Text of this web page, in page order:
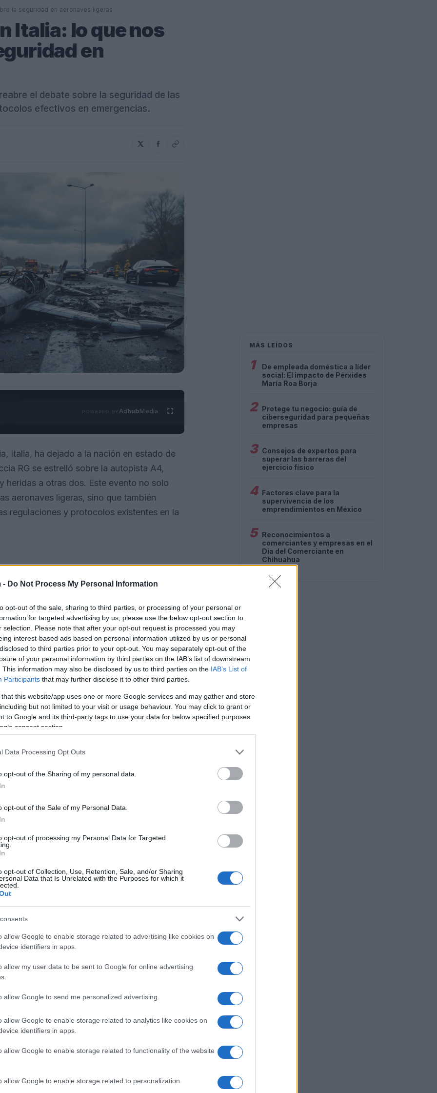
- Do Not Process My Personal Information
opt-out of the sale, sharing to third parties, or processing of your personal or
for targeted advertising by us, please use the below opt-out section to
selection. Please note that after your opt-out request is processed you may
interest-based ads based on personal information utilized by us or personal
to third parties prior to your opt-out. You may separately opt-out of the
of your personal information by third parties on the IAB’s list of downstream
This information may also be disclosed by us to third parties on the IAB’s List of
Participants that may further disclose it to other third parties.
that this website/app uses one or more Google services and may gather and store
but not limited to your visit or usage behaviour. You may click to grant or
to Google and its third-party tags to use your data for below specified purposes
consent section.
Data Processing Opt Outs
opt-out of the Sharing of my personal data.
opt-out of the Sale of my Personal Data.
opt-out of processing my Personal Data for Targeted
opt-out of Collection, Use, Retention, Sale, and/or Sharing
Data that Is Unrelated with the Purposes for which it
allow Google to enable storage related to advertising like cookies on
identifiers in apps.
allow my user data to be sent to Google for online advertising
allow Google to send me personalized advertising.
allow Google to enable storage related to analytics like cookies on
identifiers in apps.
allow Google to enable storage related to functionality of the website
allow Google to enable storage related to personalization.
la seguridad en aeronaves ligeras
Italia: lo que nos
en
el debate sobre la seguridad de las
efectivos en emergencias.
AdhubMedia
Italia, ha dejado a la nación en estado de
RG se estrelló sobre la autopista A4,
heridas a otras dos. Este evento no solo
aeronaves ligeras, sino que también
regulaciones y protocolos existentes en la
Italia
despegar del Aeropuerto de Londres,
la autopista. ¿Te imaginas la escena?
un abogado de 75 años con
la aeronave, que entró en picada y se
dejó a dos personas fallecidas y a
del momento, capturadas por
impacto y la nube de humo que se
de la tragedia
sobre el accidente, indagando
tanto, expertos de la Agencia
inspecciones para evaluar el estado de
pone de relieve cuestiones críticas en la
capacidad de respuesta ante emergencias
en la industria de la aviación civil
ligeras, esto debe ir acompañado de una
la formación de pilotos.
a seguir
entender que cada fallo trae consigo
MÁS LEÍDOS
1
De empleada doméstica a líder
social: El impacto de Pérxides
María Roa Borja
2 Protege tu negocio: guía de
ciberseguridad para pequeñas
empresas
3 Consejos de expertos para
superar las barreras del
ejercicio físico
4 Factores clave para la
supervivencia de los
emprendimientos en México
5 Reconocimientos a
comerciantes y empresas en el
Día del Comerciante en
Chihuahua